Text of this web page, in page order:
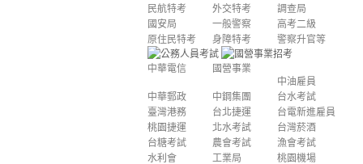
民航特考
外交特考
調查局
國安局
一般警察
高考二級
原住民特考
身障特考 警察升官等
中華電信
國營事業
中油雇員
中華郵政
中鋼集團
台水考試
臺灣港務
台北捷運
台電新進雇員
桃園捷運
北水考試
台灣菸酒
台糖考試
農會考試
漁會考試
水利會
工業局
桃園機場